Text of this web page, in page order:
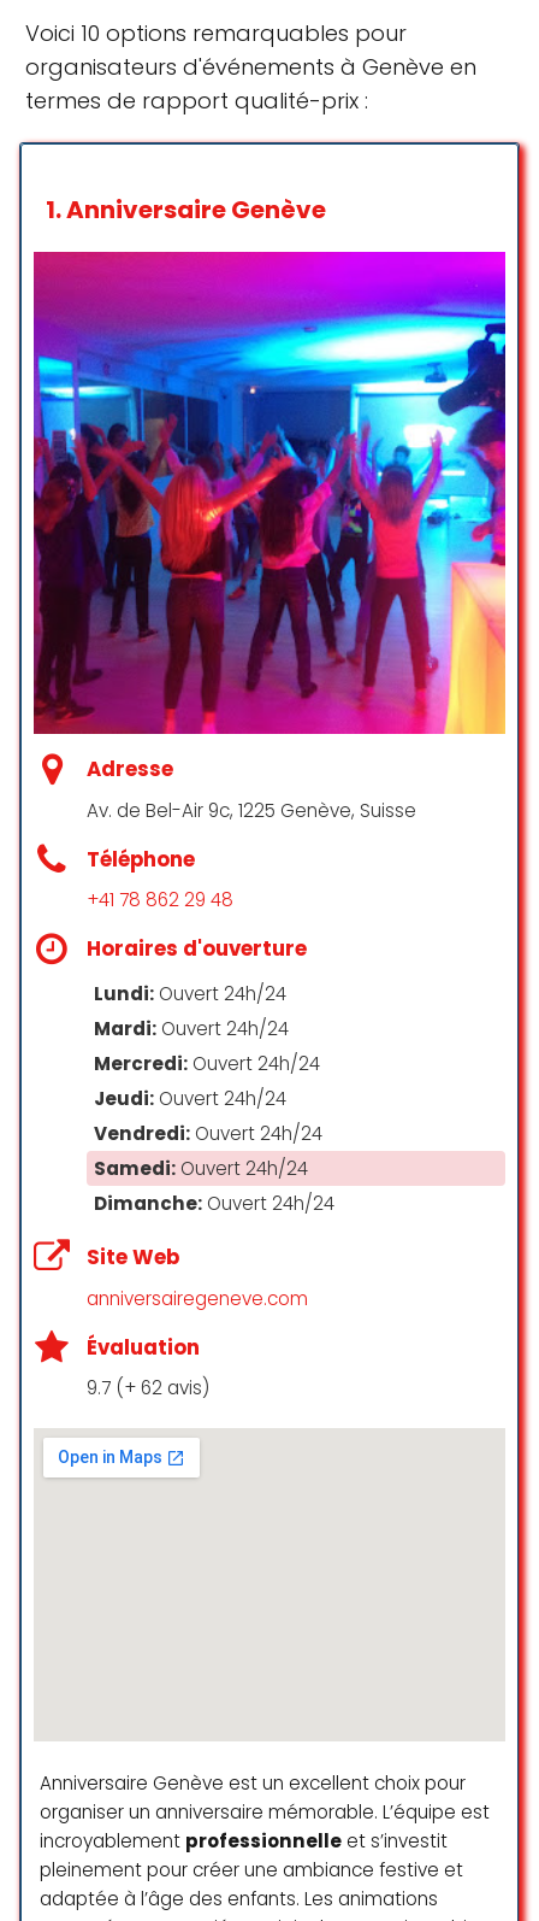
Voici 10 options remarquables pour
organisateurs d'événements à Genève en
termes de rapport qualité-prix :
1.Anniversaire Genève
Adresse
Av. de Bel-Air 9c, 1225 Genève, Suisse
Téléphone
+41 78 862 29 48
Horaires d'ouverture
Lundi: Ouvert 24h/24
Mardi: Ouvert 24h/24
Mercredi: Ouvert 24h/24
Jeudi: Ouvert 24h/24
Vendredi: Ouvert 24h/24
Samedi: Ouvert 24h/24
Dimanche: Ouvert 24h/24
Site Web
anniversairegeneve.com
Évaluation
9.7 (+ 62 avis)
Anniversaire Genève est un excellent choix pour
organiser un anniversaire mémorable. L’équipe est
incroyablement professionnelle et s’investit
pleinement pour créer une ambiance festive et
adaptée à l’âge des enfants. Les animations